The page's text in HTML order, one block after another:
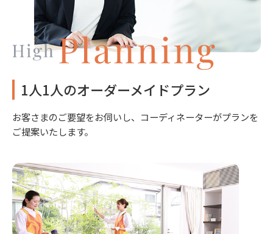
1人1人のオーダーメイドプラン
お客さまのご要望をお伺いし、コーディネーターがプランを
ご提案いたします。